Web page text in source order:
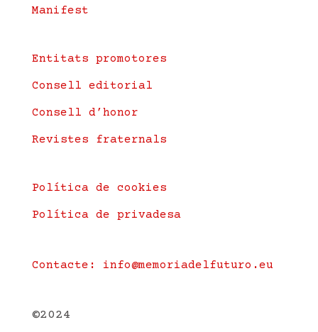
Manifest
Entitats promotores
Consell editorial
Consell d’honor
Revistes fraternals
Política de cookies
Política de privadesa
Contacte: info@memoriadelfuturo.eu
©2024